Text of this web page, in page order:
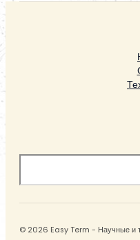
© 2026 Easy Term - Научные и